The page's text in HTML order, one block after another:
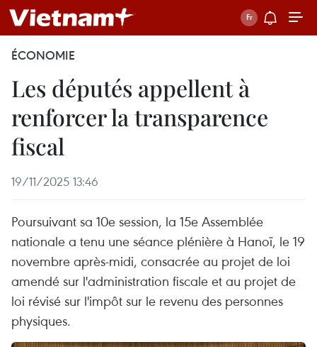
ÉCONOMIE
Les députés appellent à
renforcer la transparence
fiscal
19/11/2025 13:46
Poursuivant sa 10e session, la 15e Assemblée
nationale a tenu une séance plénière à Hanoï, le 19
novembre après-midi, consacrée au projet de loi
amendé sur l'administration fiscale et au projet de
loi révisé sur l'impôt sur le revenu des personnes
physiques.